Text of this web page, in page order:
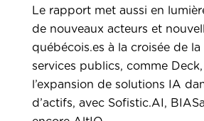
Le rapport met aussi en
de nouveaux acteurs et
québécois.es à la croisée de
services publics, comme
l’expansion de solutions IA
d’actifs, avec Sofistic.AI,